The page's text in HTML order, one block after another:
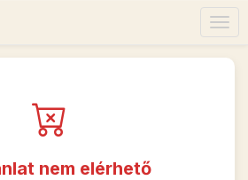
nem elérhető